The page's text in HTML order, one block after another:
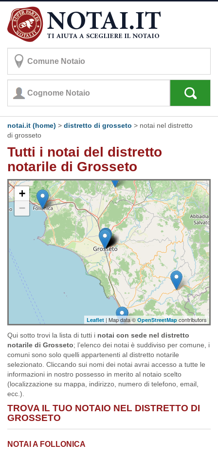
notai.it (home) > distretto di grosseto > notai nel distretto
di grosseto
Tutti i notai del distretto
notarile di Grosseto
+
−
Leaflet | Map data © OpenStreetMap contributors
Qui sotto trovi la lista di tutti i notai con sede nel distretto
notarile di Grosseto; l’elenco dei notai è suddiviso per comune, i
comuni sono solo quelli appartenenti al distretto notarile
selezionato. Cliccando sui nomi dei notai avrai accesso a tutte le
informazioni in nostro possesso in merito al notaio scelto
(localizzazione su mappa, indirizzo, numero di telefono, email,
ecc.).
TROVA IL TUO NOTAIO NEL DISTRETTO DI
GROSSETO
NOTAI A FOLLONICA